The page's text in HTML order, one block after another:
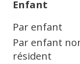
Enfant
Par enfant
Par enfant
résident